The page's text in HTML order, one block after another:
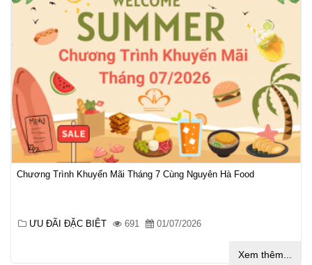
Chương Trình Khuyến Mãi Tháng 7 Cùng Nguyên Hà Food
ƯU ĐÃI ĐẶC BIỆT 691 01/07/2026
Xem thêm...